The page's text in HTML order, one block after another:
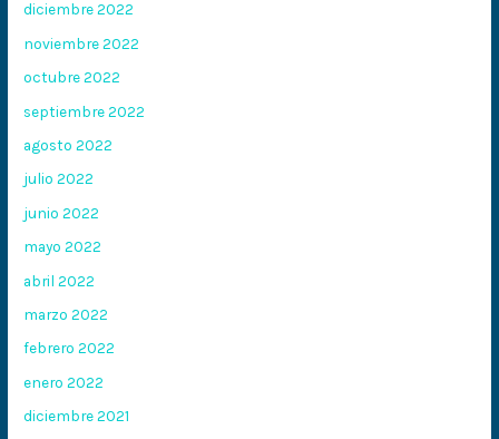
diciembre 2022
noviembre 2022
octubre 2022
septiembre 2022
agosto 2022
julio 2022
junio 2022
mayo 2022
abril 2022
marzo 2022
febrero 2022
enero 2022
diciembre 2021